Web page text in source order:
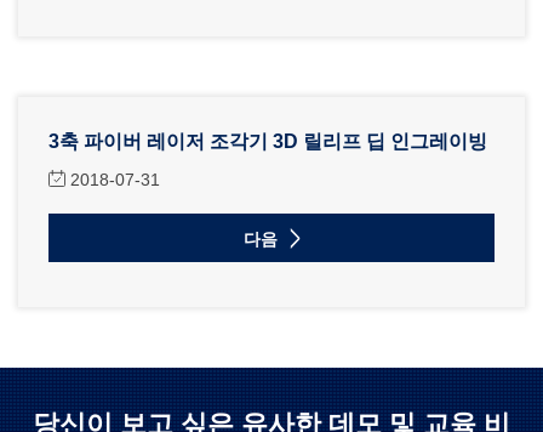
3축 파이버 레이저 조각기 3D 릴리프 딥 인그레이빙
2018-07-31
다음
당신이 보고 싶은 유사한 데모 및 교육 비